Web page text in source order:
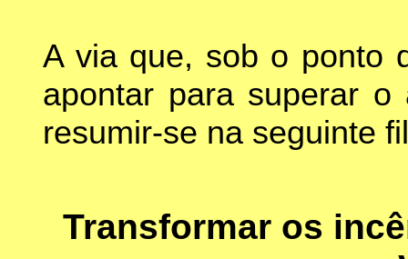
A via que, sob o ponto
apontar para superar
resumir-se na seguinte
Transformar os